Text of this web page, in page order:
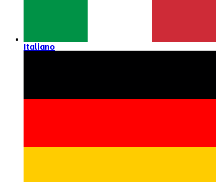
Italiano